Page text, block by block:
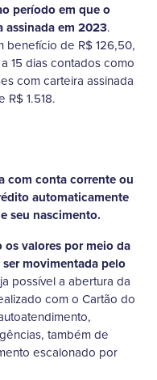
período em que o
assinada em 2023.
benefício de R$ 126,50,
15 dias contados como
com carteira assinada
1.518.
com conta corrente ou
automaticamente
seu nascimento.
os valores por meio da
movimentada pelo
possível a abertura da
com o Cartão do
também de
escalonado por